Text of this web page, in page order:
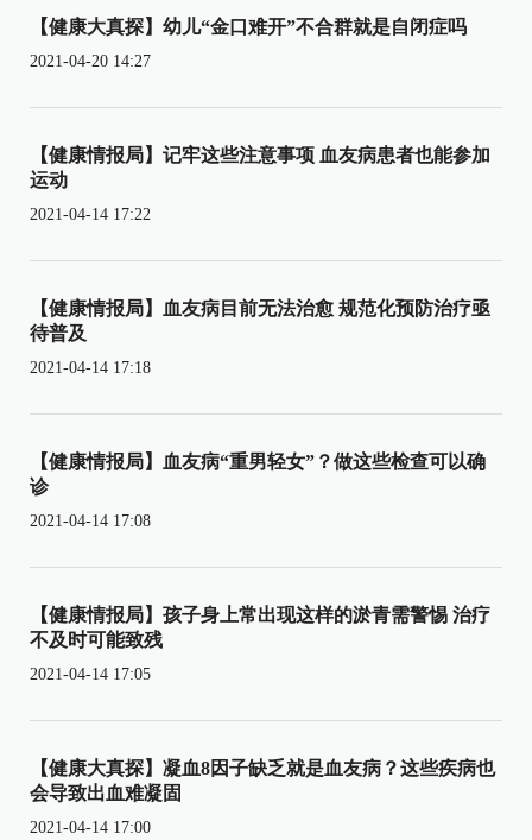
【健康大真探】幼儿“金口难开”不合群就是自闭症吗
2021-04-20 14:27
【健康情报局】记牢这些注意事项 血友病患者也能参加
运动
2021-04-14 17:22
【健康情报局】血友病目前无法治愈 规范化预防治疗亟
待普及
2021-04-14 17:18
【健康情报局】血友病“重男轻女”？做这些检查可以确
诊
2021-04-14 17:08
【健康情报局】孩子身上常出现这样的淤青需警惕 治疗
不及时可能致残
2021-04-14 17:05
【健康大真探】凝血8因子缺乏就是血友病？这些疾病也
会导致出血难凝固
2021-04-14 17:00